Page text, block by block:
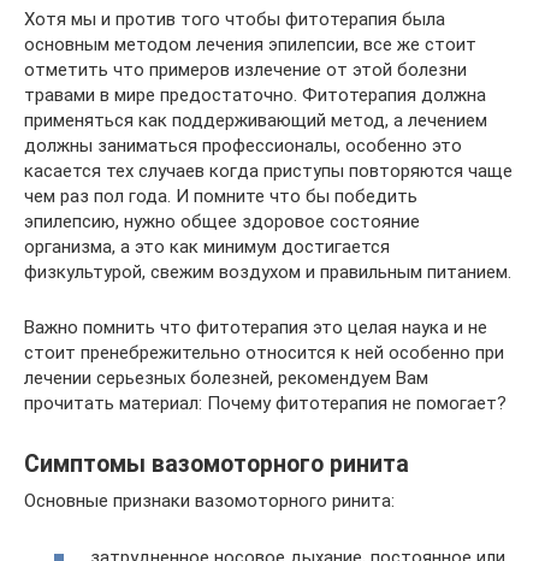
Хотя мы и против того чтобы фитотерапия была
основным методом лечения эпилепсии, все же стоит
отметить что примеров излечение от этой болезни
травами в мире предостаточно. Фитотерапия должна
применяться как поддерживающий метод, а лечением
должны заниматься профессионалы, особенно это
касается тех случаев когда приступы повторяются чаще
чем раз пол года. И помните что бы победить
эпилепсию, нужно общее здоровое состояние
организма, а это как минимум достигается
физкультурой, свежим воздухом и правильным питанием.
Важно помнить что фитотерапия это целая наука и не
стоит пренебрежительно относится к ней особенно при
лечении серьезных болезней, рекомендуем Вам
прочитать материал: Почему фитотерапия не помогает?
Симптомы вазомоторного ринита
Основные признаки вазомоторного ринита: